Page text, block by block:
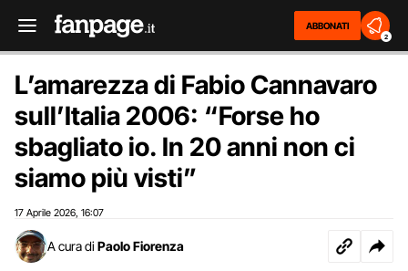
ABBONATI
2
L’amarezza di Fabio Cannavaro
sull’Italia 2006: “Forse ho
sbagliato io. In 20 anni non ci
siamo più visti”
17 Aprile 2026 16:07
A cura di Paolo Fiorenza